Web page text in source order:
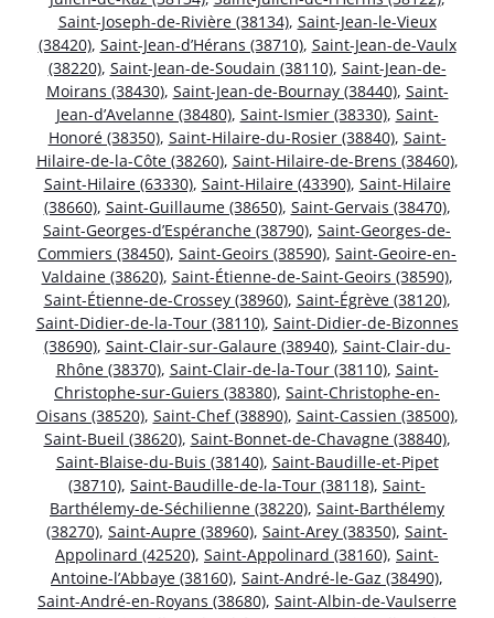
Saint-Joseph-de-Rivière (38134), Saint-Jean-le-Vieux
(38420), Saint-Jean-d’Hérans (38710), Saint-Jean-de-Vaulx
(38220), Saint-Jean-de-Soudain (38110), Saint-Jean-de-
Moirans (38430), Saint-Jean-de-Bournay (38440), Saint-
Jean-d’Avelanne (38480), Saint-Ismier (38330), Saint-
Honoré (38350), Saint-Hilaire-du-Rosier (38840), Saint-
Hilaire-de-la-Côte (38260), Saint-Hilaire-de-Brens (38460),
Saint-Hilaire (63330), Saint-Hilaire (43390), Saint-Hilaire
(38660), Saint-Guillaume (38650), Saint-Gervais (38470),
Saint-Georges-d’Espéranche (38790), Saint-Georges-de-
Commiers (38450), Saint-Geoirs (38590), Saint-Geoire-en-
Valdaine (38620), Saint-Étienne-de-Saint-Geoirs (38590),
Saint-Étienne-de-Crossey (38960), Saint-Égrève (38120),
Saint-Didier-de-la-Tour (38110), Saint-Didier-de-Bizonnes
(38690), Saint-Clair-sur-Galaure (38940), Saint-Clair-du-
Rhône (38370), Saint-Clair-de-la-Tour (38110), Saint-
Christophe-sur-Guiers (38380), Saint-Christophe-en-
Oisans (38520), Saint-Chef (38890), Saint-Cassien (38500),
Saint-Bueil (38620), Saint-Bonnet-de-Chavagne (38840),
Saint-Blaise-du-Buis (38140), Saint-Baudille-et-Pipet
(38710), Saint-Baudille-de-la-Tour (38118), Saint-
Barthélemy-de-Séchilienne (38220), Saint-Barthélemy
(38270), Saint-Aupre (38960), Saint-Arey (38350), Saint-
Appolinard (42520), Saint-Appolinard (38160), Saint-
Antoine-l’Abbaye (38160), Saint-André-le-Gaz (38490),
Saint-André-en-Royans (38680), Saint-Albin-de-Vaulserre